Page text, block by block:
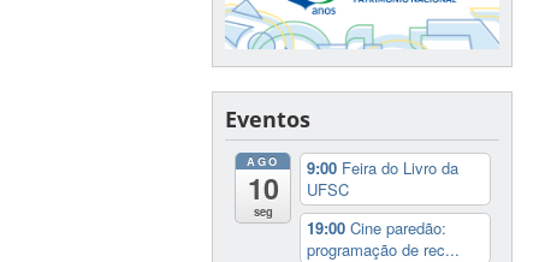
Eventos
AGO
10
seg
9:00 Feira do Livro da
UFSC
19:00Cine paredão:
programação de rec...